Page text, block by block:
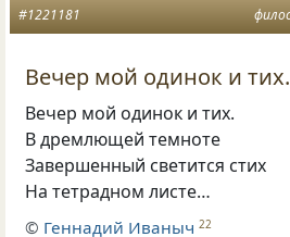
#1221181
Вечер мой одинок и
Вечер мой одинок и тих.
В дремлющей темноте
Завершенный светится стих
На тетрадном листе…
© Геннадий Иваныч 22